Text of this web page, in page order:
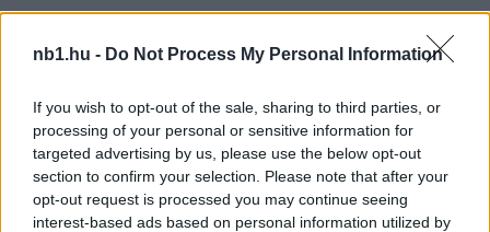
nb1.hu - Do Not Process My Personal Information
If you wish to opt-out of the sale, sharing to third parties, or
processing of your personal or sensitive information for
targeted advertising by us, please use the below opt-out
section to confirm your selection. Please note that after your
opt-out request is processed you may continue seeing
interest-based ads based on personal information utilized by